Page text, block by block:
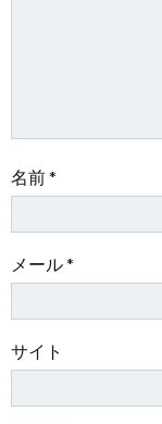
名前*
メール*
サイト